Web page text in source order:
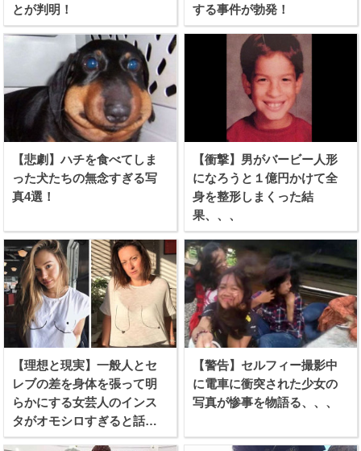
とが判明！
する事件が勃発！
【悲劇】ハチを食べてしま
った犬たちの無念すぎる写
真4選！
【衝撃】男がバービー人形
になろうと１億円かけて全
身を整形しまくった結
果、、、
【理想と現実】一般人とセ
レブの差を身体を張って明
らかにする女芸人のインス
タがオモシロすぎると話題
に！
【警告】セルフィー撮影中
に電車に衝突された少女の
写真が惨事を物語る、、、